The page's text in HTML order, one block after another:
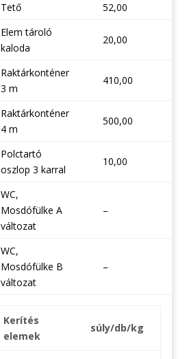
Tető 52,00
Elem tároló
kaloda
20,00
Raktárkonténer
3 m
410,00
Raktárkonténer
4 m
500,00
Polctartó
oszlop 3 karral
10,00
WC,
Mosdófülke A
változat
–
WC,
Mosdófülke B
változat
–
Kerítés
elemek
súly/db/kg